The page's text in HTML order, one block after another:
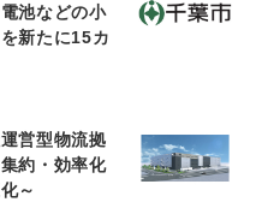
池などの小
新たに15カ
営型物流拠
約・効率化
～